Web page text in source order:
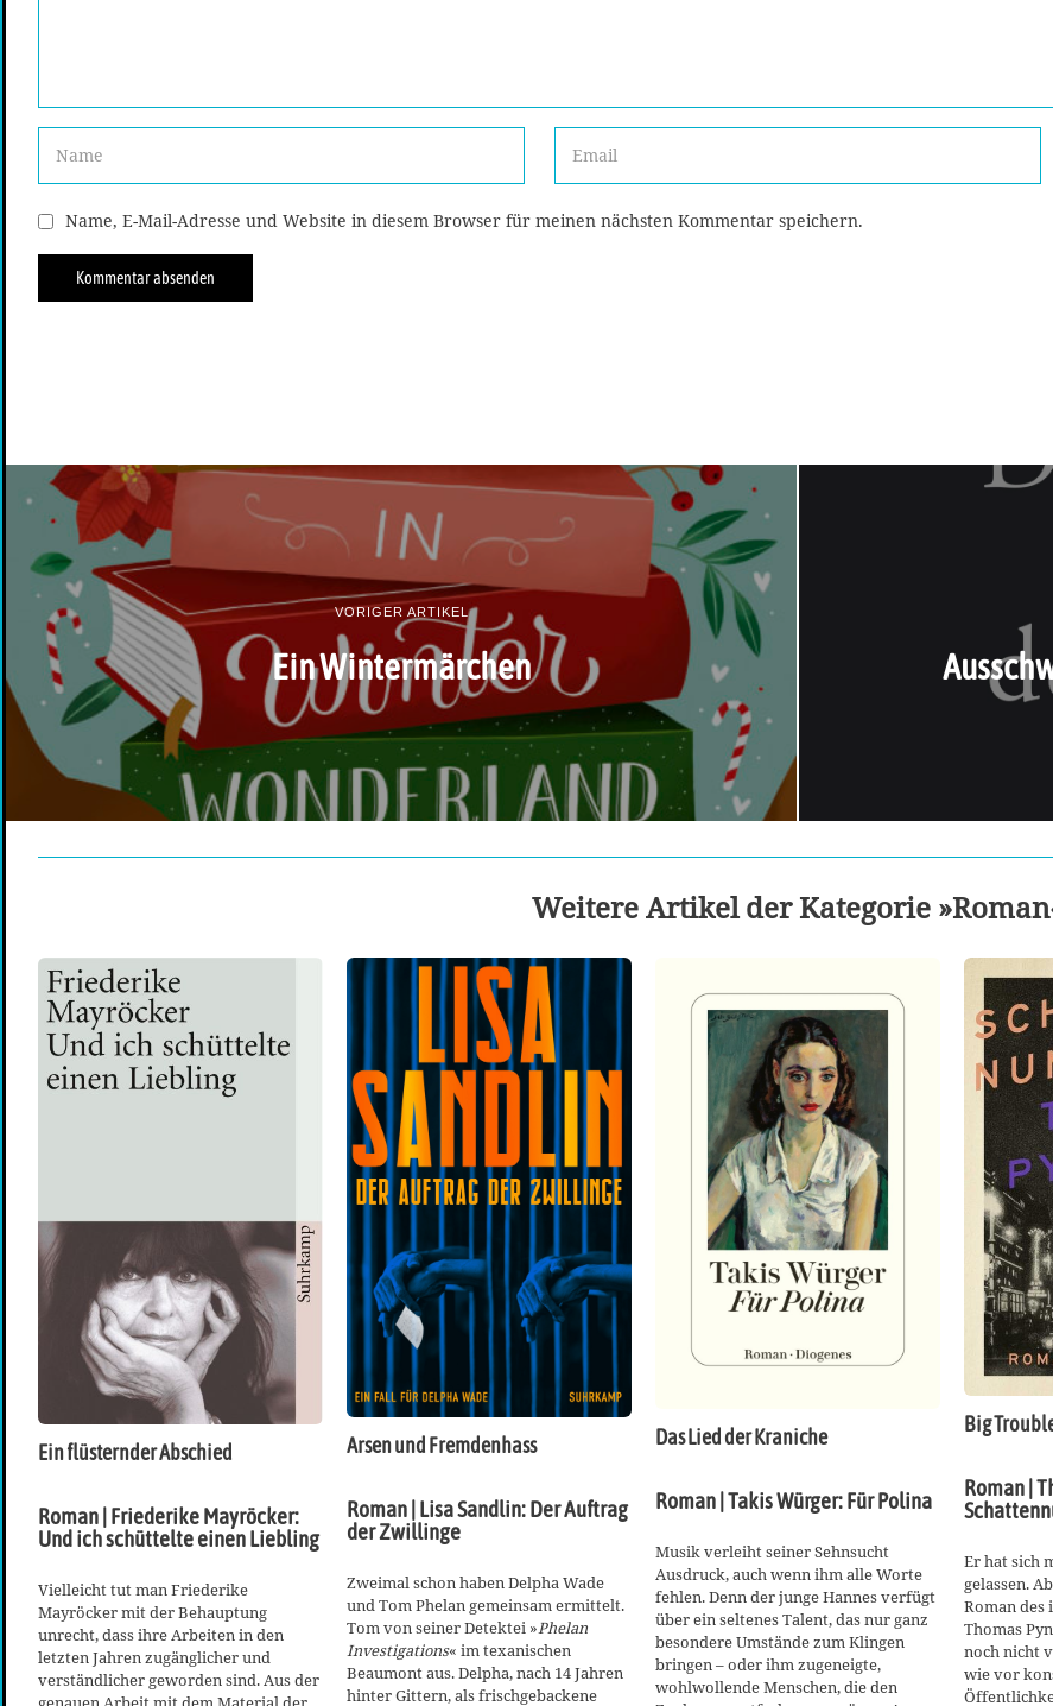
Name, E-Mail-Adresse und Website in diesem Browser für meinen nächsten Kommentar speichern.
VORIGER ARTIKEL
Ein Wintermärchen
Weitere Artikel der Kategorie
Ein flüsternder Abschied
Roman | Friederike Mayröcker:
Und ich schüttelte einen Liebling
Vielleicht tut man Friederike
Mayröcker mit der Behauptung
unrecht, dass ihre Arbeiten in den
letzten Jahren zugänglicher und
verständlicher geworden sind. Aus der
Arsen und Fremdenhass
Roman | Lisa Sandlin: Der Auftrag
der Zwillinge
Zweimal schon haben Delpha Wade
und Tom Phelan gemeinsam ermittelt.
Tom von seiner Detektei »Phelan
Investigations« im texanischen
Beaumont aus. Delpha, nach 14 Jahren
hinter Gittern, als frischgebackene
Das Lied der Kraniche
Roman | Takis Würger: Für Polina
Musik verleiht seiner Sehnsucht
Ausdruck, auch wenn ihm alle Worte
fehlen. Denn der junge Hannes verfügt
über ein seltenes Talent, das nur ganz
besondere Umstände zum Klingen
bringen – oder ihm zugeneigte,
wohlwollende Menschen, die den
Big
Roman |
Er hat sich
gelassen.
Roman des
Thomas
noch nicht
wie vor